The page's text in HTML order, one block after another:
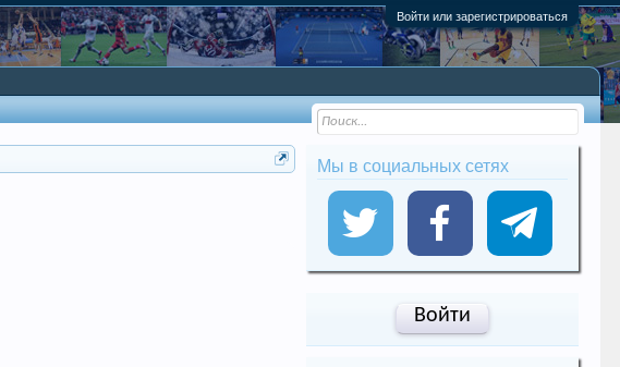
Войти или зарегистрироваться
Мы в социальных сетях
Войти